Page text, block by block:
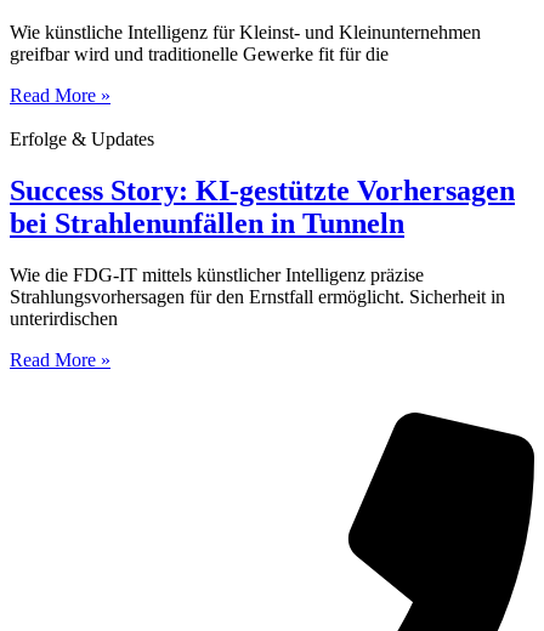
Wie künstliche Intelligenz für Kleinst- und Kleinunternehmen
greifbar wird und traditionelle Gewerke fit für die
Read More »
Erfolge & Updates
Success Story: KI-gestützte Vorhersagen
bei Strahlenunfällen in Tunneln
Wie die FDG-IT mittels künstlicher Intelligenz präzise
Strahlungsvorhersagen für den Ernstfall ermöglicht. Sicherheit in
unterirdischen
Read More »